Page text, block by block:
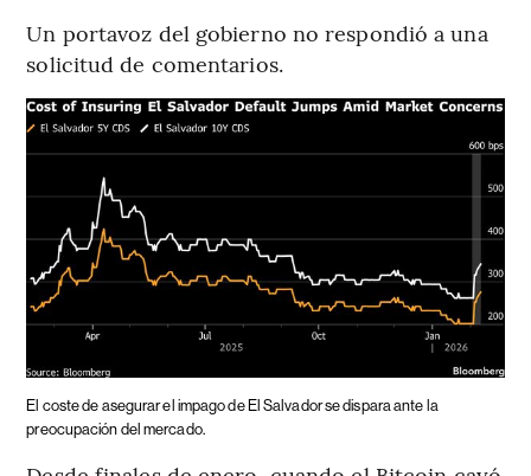
Un portavoz del gobierno no respondió a una
solicitud de comentarios.
El coste de asegurar el impago de El Salvador se dispara ante la
preocupación del mercado.